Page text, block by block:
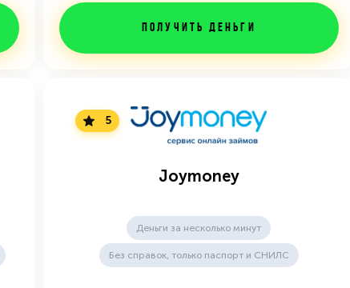
Получить деньги
5
Joymoney
Деньги за несколько минут
Без справок, только паспорт и СНИЛС